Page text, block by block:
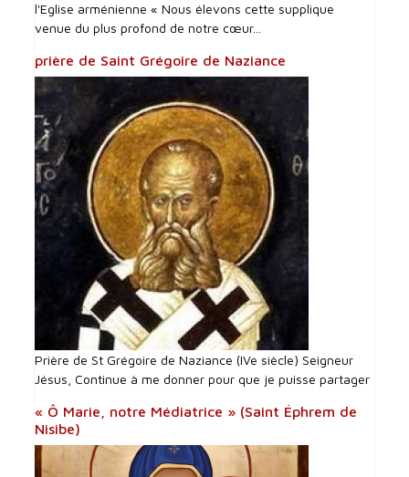
l'Eglise arménienne « Nous élevons cette supplique
venue du plus profond de notre cœur...
prière de Saint Grégoire de Naziance
Prière de St Grégoire de Naziance (IVe siècle) Seigneur
Jésus, Continue à me donner pour que je puisse partager
« Ô Marie, notre Médiatrice » (Saint Éphrem de
Nisibe)